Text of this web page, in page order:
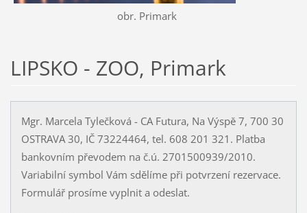
obr. Primark
LIPSKO - ZOO, Primark
Mgr. Marcela Tylečková - CA Futura, Na Výspě 7, 700 30
OSTRAVA 30, IČ 73224464, tel. 608 201 321. Platba
bankovním převodem na č.ú. 2701500939/2010.
Variabilní symbol Vám sdělíme při potvrzení rezervace.
Formulář prosíme vyplnit a odeslat.